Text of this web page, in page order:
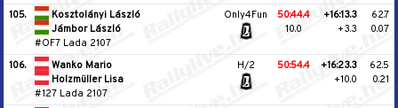
105.
Kosztolányi László
Jámbor László
#OF7 Lada 2107
Only4Fun
50:44.4
10.0
+16:13.3
+3.3
62.7
0.07
106.
Wanko Mario
Holzmüller Lisa
#127 Lada 2107
H/2 50:54.4
+16:23.3
+10.0
62.5
0.21